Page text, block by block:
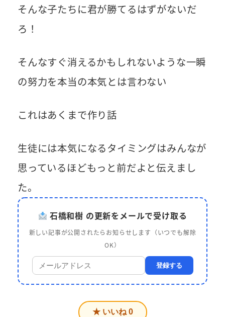
そんな子たちに君が勝てるはずがないだ
ろ！
そんなすぐ消えるかもしれないような一瞬
の努力を本当の本気とは言わない
これはあくまで作り話
生徒には本気になるタイミングはみんなが
思っているほどもっと前だよと伝えまし
た。
石橋和樹 の更新をメールで受け取る
新しい記事が公開されたらお知らせします（いつでも解除
OK）
登録する
★ いいね 0